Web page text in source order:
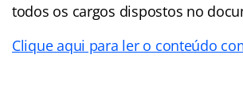
todos os cargos dispostos no
Clique aqui para ler o conteúdo